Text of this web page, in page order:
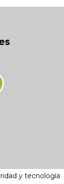
y tecnología